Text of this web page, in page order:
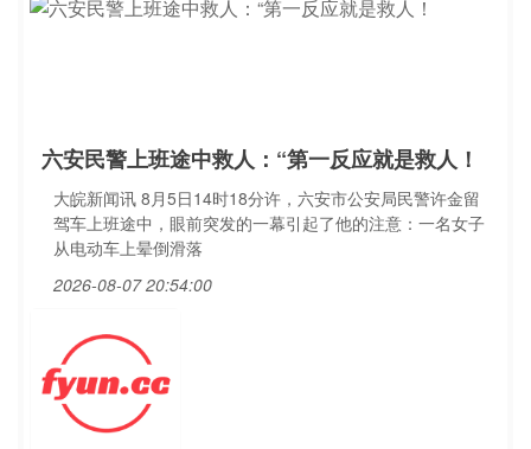
六安民警上班途中救人：“第一反应就是救人！
大皖新闻讯 8月5日14时18分许，六安市公安局民警许金留
驾车上班途中，眼前突发的一幕引起了他的注意：一名女子
从电动车上晕倒滑落
2026-08-07 20:54:00